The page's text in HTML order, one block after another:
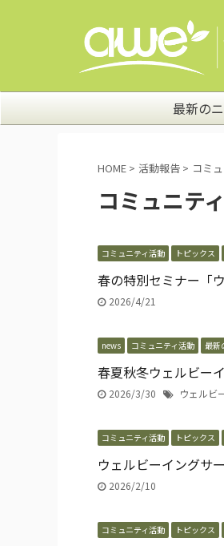
最新の
HOME > 活動報告 > コミ
コミュニテ
コミュニティ活動 トピックス
春の特別セミナー「
2026/4/21
news コミュニティ活動 最新
春夏秋冬ウェルビー
2026/3/30 ウェルビ
コミュニティ活動 トピックス
ウェルビーイングサ
2026/2/10
コミュニティ活動 トピックス